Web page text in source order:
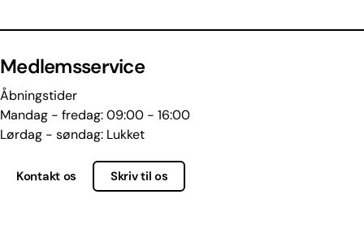
Medlemsservice
Åbningstider
Mandag - fredag: 09:00 - 16:00
Lørdag - søndag: Lukket
Kontakt os Skriv til os